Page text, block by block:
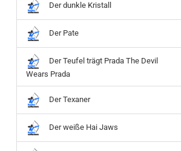
Der dunkle Kristall
Der Pate
Der Teufel trägt Prada The Devil
Wears Prada
Der Texaner
Der weiße Hai Jaws